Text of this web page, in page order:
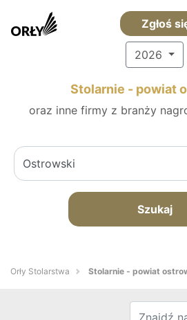
Zgłoś
2026
Stolarnie - powiat
oraz inne firmy z branży
Szukaj
Orły Stolarstwa Stolarnie - powiat